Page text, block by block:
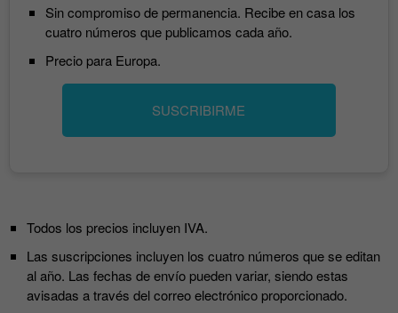
Sin compromiso de permanencia. Recibe en casa los
cuatro números que publicamos cada año.
Precio para Europa.
SUSCRIBIRME
Todos los precios incluyen IVA.
Las suscripciones incluyen los cuatro números que se editan
al año. Las fechas de envío pueden variar, siendo estas
avisadas a través del correo electrónico proporcionado.